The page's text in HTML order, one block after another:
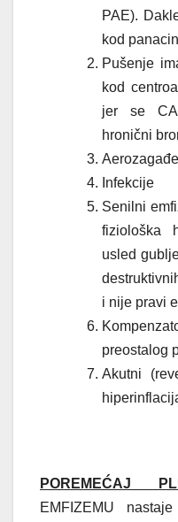
PAE).
kod
Pušenje
kod
jer se
hronični
Infekcije
Senilni
fiziološka
usled
i nije pravi
preostalog
Akutni
POREMEĆAJ
EMFIZEMU